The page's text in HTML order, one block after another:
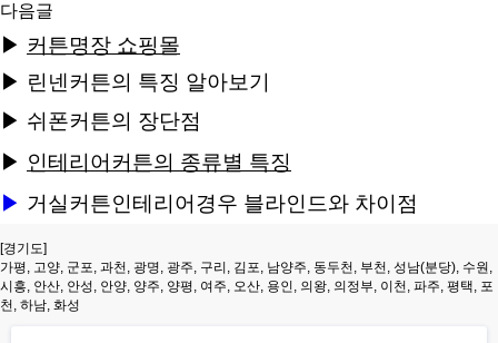
다음글
▶ 커튼명장 쇼핑몰
▶ 린넨커튼의 특징 알아보기
▶ 쉬폰커튼의 장단점
▶ 인테리어커튼의 종류별 특징
▶ 거실커튼인테리어경우 블라인드와 차이점
[경기도]
가평, 고양, 군포, 과천, 광명, 광주, 구리, 김포, 남양주, 동두천, 부천, 성남(분당), 수원,
시흥, 안산, 안성, 안양, 양주, 양평, 여주, 오산, 용인, 의왕, 의정부, 이천, 파주, 평택, 포
천, 하남, 화성